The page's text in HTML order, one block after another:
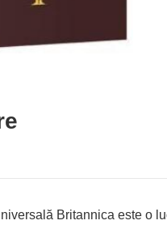
Britannica este o